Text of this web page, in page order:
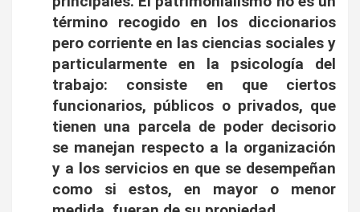
término recogido en los diccionarios
pero corriente en las ciencias sociales y
particularmente en la psicología del
trabajo: consiste en que ciertos
funcionarios, públicos o privados, que
tienen una parcela de poder decisorio
se manejan respecto a la organización
y a los servicios en que se desempeñan
como si estos, en mayor o menor